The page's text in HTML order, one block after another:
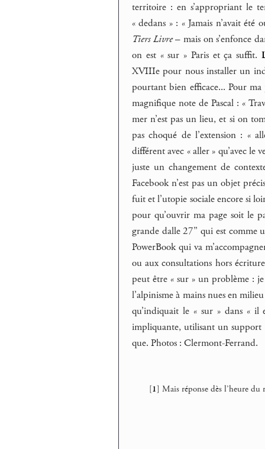
territoire : en s’appropriant le
« dedans » : « Jamais n’avait
Tiers Livre– mais on s’enfonce
on est « sur » Paris et ça suffit.
XVIIIe pour nous installer un
pourtant bien efficace... Pour
magnifique note de Pascal : «
mer n’est pas un lieu, et si on
pas choqué de l’extension : «
différent avec « aller » qu’avec le
juste un changement de
Facebook n’est pas un objet
fuit et l’utopie sociale encore si
pour qu’ouvrir ma page soit le
grande dalle 27’’ qui est comme
PowerBook qui va
ou aux consultations hors
peut être « sur » un problème :
l’alpinisme à mains nues en
qu’indiquait le « sur » dans « il
impliquante, utilisant un support
que. Photos : Clermont-Ferrand.
[1] Mais réponse dès l’heure